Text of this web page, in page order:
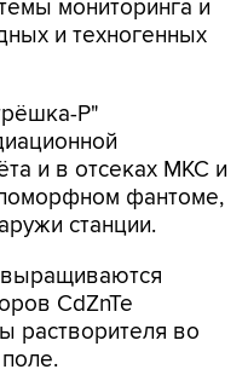
Р"
и в отсеках МКС и
фантоме,
станции.
во
для